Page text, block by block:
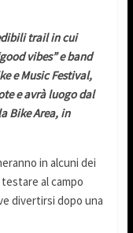
trail in cui
vibes” e band
e Music Festival,
e avrà luogo dal
Bike Area, in
in alcuni dei
al campo
divertirsi dopo una